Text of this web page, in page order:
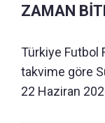
ZAMAN
Türkiye Futbol
takvime göre
22 Haziran